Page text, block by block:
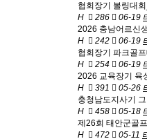
협회장기 볼링대
H
286 06-19
2026 충남어르신
H
242 06-19
협회장기 파크골
H
254 06-19
2026 교육장기 육
H
391 05-26
충청남도지사기
H
458 05-18
제26회 태안군골
H
472 05-11